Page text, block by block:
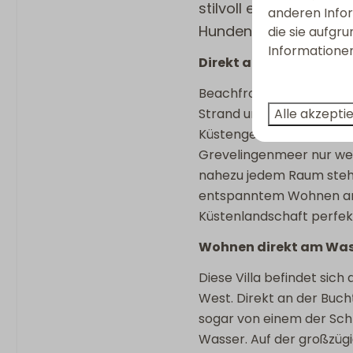
Keukengerei
Kombimicrowelle
Quooker
Nespresso
Toaster
Sanitär
2 Badezimmer
Eigenes Badezimmer
Begehbare Dusche
Föhn
Separate Toilette
Doppelwaschbecken
stilvoll eingerichtetes
Hunden und Kindern.
Direkt am Strand, mit
Beachfront verdankt
Strand und dem freien
Küstengefühl vom
Grevelingenmeer nur
nahezu jedem Raum
entspanntem Wohnen
Küstenlandschaft
Wohnen direkt am
Diese Villa befindet sich
West. Direkt an der
sogar von einem der
Wasser. Auf der
anderen
die sie
Alle